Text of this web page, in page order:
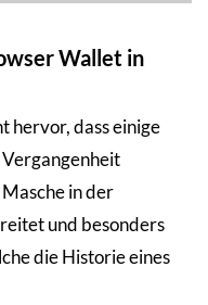
Wallet in
hervor, dass einige
in der
und besonders
die Historie eines